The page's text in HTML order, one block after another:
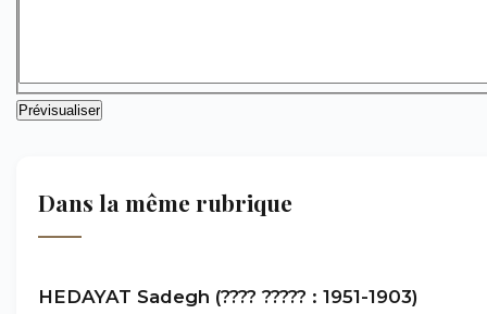
Dans la même rubrique
HEDAYAT Sadegh (???? ????? : 1951-1903)